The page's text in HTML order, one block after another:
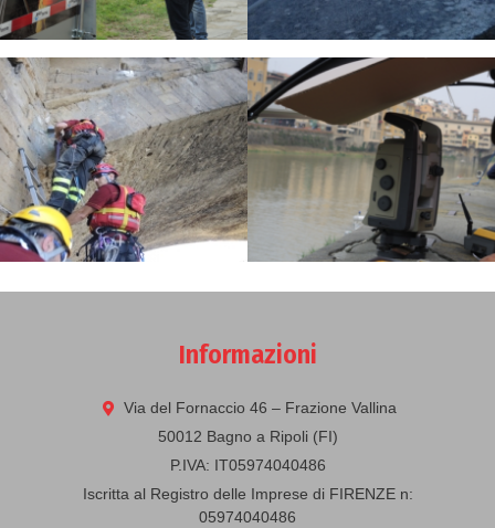
Informazioni
Via del Fornaccio 46 – Frazione Vallina
50012 Bagno a Ripoli (FI)
P.IVA: IT05974040486
Iscritta al Registro delle Imprese di FIRENZE n:
05974040486